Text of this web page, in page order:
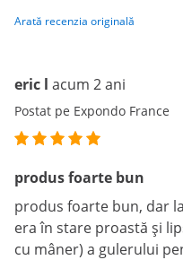
Arată recenzia originală
eric l acum 2 ani
Postat pe Expondo France
produs foarte bun
produs foarte bun, dar
era în stare proastă și
cu mâner) a gulerului